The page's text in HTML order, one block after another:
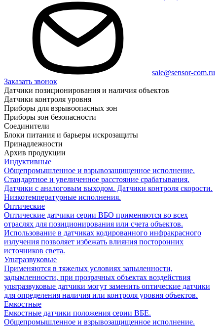
sale@sensor-com.ru
Заказать звонок
Датчики позиционирования и наличия объектов
Датчики контроля уровня
Приборы для взрывоопасных зон
Приборы зон безопасности
Соединители
Блоки питания и барьеры искрозащиты
Принадлежности
Архив продукции
Индуктивные
Общепромышленное и взрывозащищенное исполнение.
Стандартное и увеличенное расстояние срабатывания.
Датчики с аналоговым выходом. Датчики контроля скорости.
Низкотемпературные исполнения.
Оптические
Оптические датчики серии ВБО применяются во всех
отраслях для позиционирования или счета объектов.
Использование в датчиках кодированного инфракрасного
излучения позволяет избежать влияния посторонних
источников света.
Ультразвуковые
Применяются в тяжелых условиях запыленности,
задымленности, при прозрачных объектах воздействия
ультразвуковые датчики могут заменить оптические датчики
для определения наличия или контроля уровня объектов.
Емкостные
Емкостные датчики положения серии ВБЕ.
Общепромышленное и взрывозащищенное исполнение.